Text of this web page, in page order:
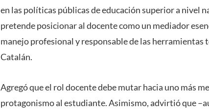
en las políticas públicas de educación superior a nivel
pretende posicionar al docente como un mediador
manejo profesional y responsable de las herramientas
Catalán.
Agregó que el rol docente debe mutar hacia uno más
protagonismo al estudiante. Asimismo, advirtió que